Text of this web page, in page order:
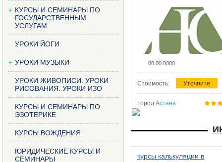
КУРСЫ И СЕМИНАРЫ ПО
ГОСУДАРСТВЕННЫМ
УСЛУГАМ
УРОКИ ЙОГИ
УРОКИ МУЗЫКИ
УРОКИ ЖИВОПИСИ. УРОКИ
РИСОВАНИЯ. УРОКИ ИЗО
КУРСЫ И СЕМИНАРЫ ПО
ЭЗОТЕРИКЕ
КУРСЫ ВОЖДЕНИЯ
ЮРИДИЧЕСКИЕ КУРСЫ И
СЕМИНАРЫ
00.00.0000
Стоимость: Уточните
Город Астана
курсы калькуляции в